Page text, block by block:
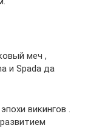
меч ,
и Spada да
викингов .